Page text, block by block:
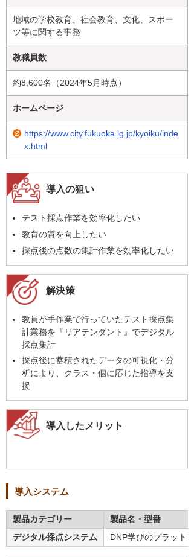
地域の学校教育、社会教育、文化、スポー
ツ等に関する事務
教職員数
約8,600名（2024年5月時点）
ホームページ
https://www.city.fukuoka.lg.jp/kyoiku/inde
x.html
導入の狙い
テスト採点作業を効率化したい
教育の質を向上したい
採点後の点数の集計作業を効率化したい
解決策
教員が手作業で行っていたテスト採点集
計業務を『リアテンダント』でデジタル
採点集計
採点後に蓄積されたデータの可視化・分
析により、クラス・個に応じた指導を支
援
導入したメリット
導入システム
製品カテゴリー
製品名・型番
デジタル採点システム
DNP学びのプラット